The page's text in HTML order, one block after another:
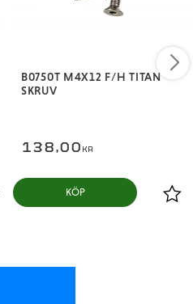
B0750T M4X12 F/H TITAN
SKRUV
138,00 KR
KÖP